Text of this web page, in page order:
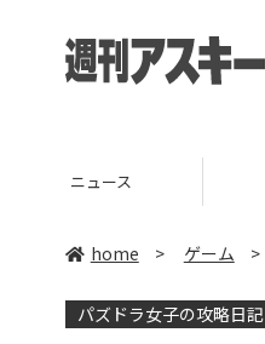
ニュース
home > ゲーム >
パズドラ女子の攻略日記